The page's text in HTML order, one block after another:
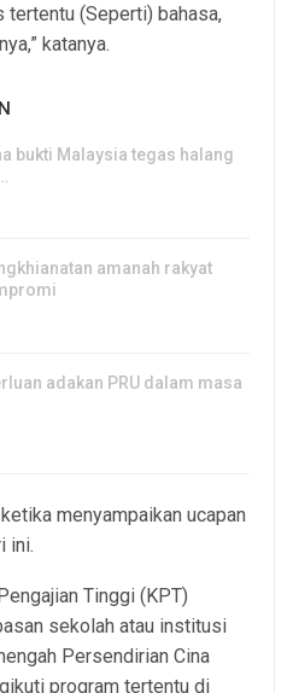
(Seperti) bahasa,
katanya.
bukti Malaysia tegas halang
amanah rakyat
adakan PRU dalam masa
menyampaikan ucapan
ini.
Tinggi (KPT)
sekolah atau institusi
Persendirian Cina
program tertentu di